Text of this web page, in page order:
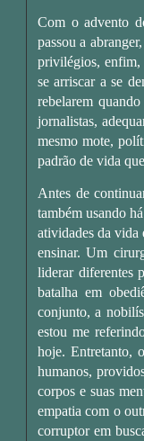
Com o advento
passou a
privilégios, enfim,
se arriscar a se
rebelarem
jornalistas,
mesmo mote,
padrão de vida
Antes de
também usando
atividades da vida
ensinar. Um
liderar diferentes
batalha em
conjunto, a
estou me
hoje. Entretanto,
humanos,
corpos e suas
empatia com o
corruptor em